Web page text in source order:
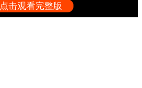
点击观看完整版